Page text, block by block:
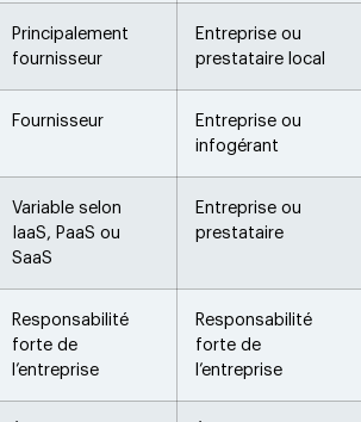
Principalement
fournisseur
Entreprise ou
prestataire local
Fournisseur
Entreprise ou
infogérant
Variable selon
IaaS, PaaS ou
SaaS
Entreprise ou
prestataire
Responsabilité
forte de
l’entreprise
Responsabilité
forte de
l’entreprise